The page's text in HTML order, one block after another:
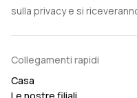
sulla privacy e si
Collegamenti rapidi
Casa